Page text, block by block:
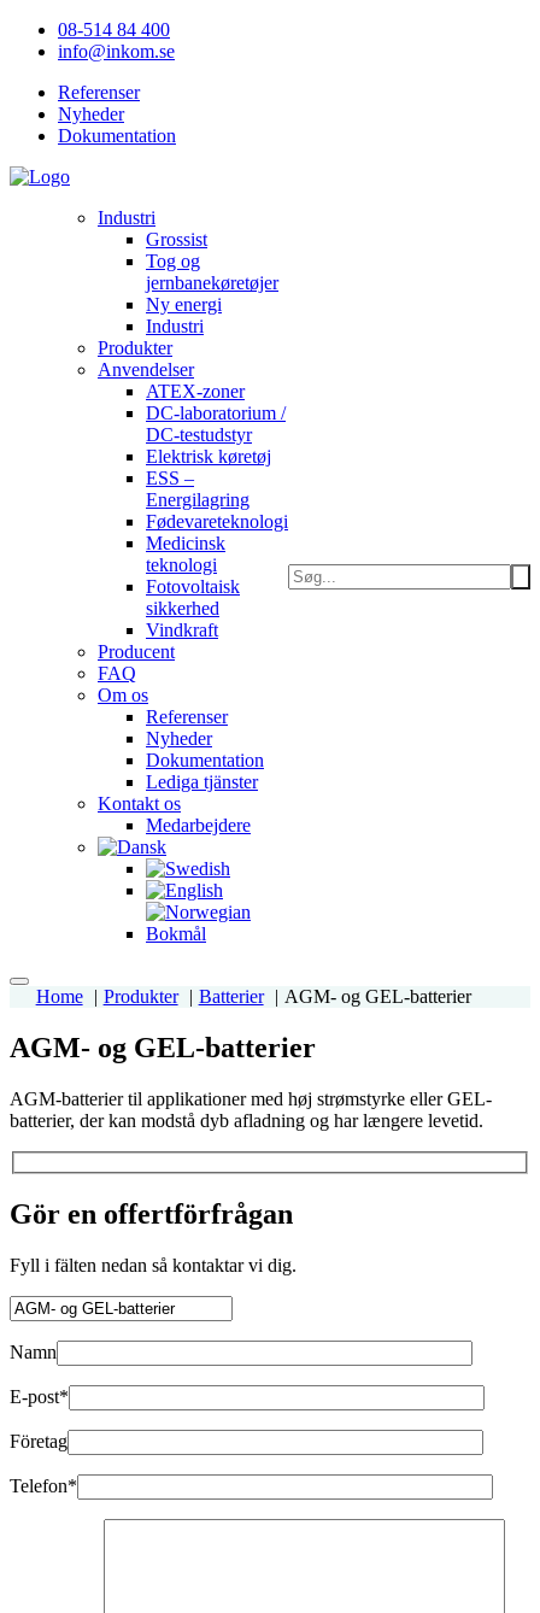
08-514 84 400
info@inkom.se
Referenser
Nyheder
Dokumentation
Industri
Grossist
Tog og
jernbanekøretøjer
Ny energi
Industri
Produkter
Anvendelser
ATEX-zoner
DC-laboratorium /
DC-testudstyr
Elektrisk køretøj
ESS –
Energilagring
Fødevareteknologi
Medicinsk
teknologi
Fotovoltaisk
sikkerhed
Vindkraft
Producent
FAQ
Om os
Referenser
Nyheder
Dokumentation
Lediga tjänster
Kontakt os
Medarbejdere
Home Produkter Batterier AGM- og GEL-batterier
AGM- og GEL-batterier
AGM-batterier til applikationer med høj strømstyrke eller GEL-
batterier, der kan modstå dyb afladning og har længere levetid.
Gör en offertförfrågan
Fyll i fälten nedan så kontaktar vi dig.
Namn
E-post*
Företag
Telefon*